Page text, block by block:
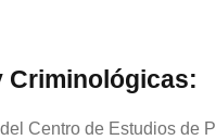
Criminológicas:
Centro de Estudios de